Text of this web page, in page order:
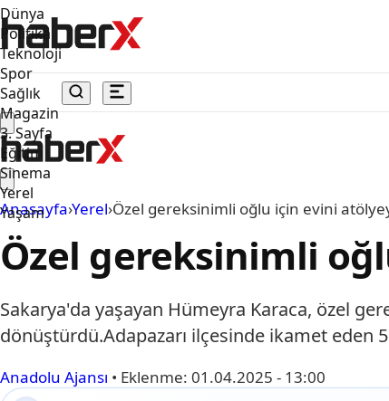
Dünya
Politika
Teknoloji
Spor
Sağlık
Magazin
3. Sayfa
Eğitim
Sinema
Yerel
Yaşam
Anasayfa›Yerel›Özel gereksinimli oğlu için evini
Özel gereksinimli
Sakarya'da yaşayan Hümeyra Karaca, özel
dönüştürdü.Adapazarı ilçesinde ikamet eden
Anadolu Ajansı • Eklenme: 01.04.2025 - 13:00